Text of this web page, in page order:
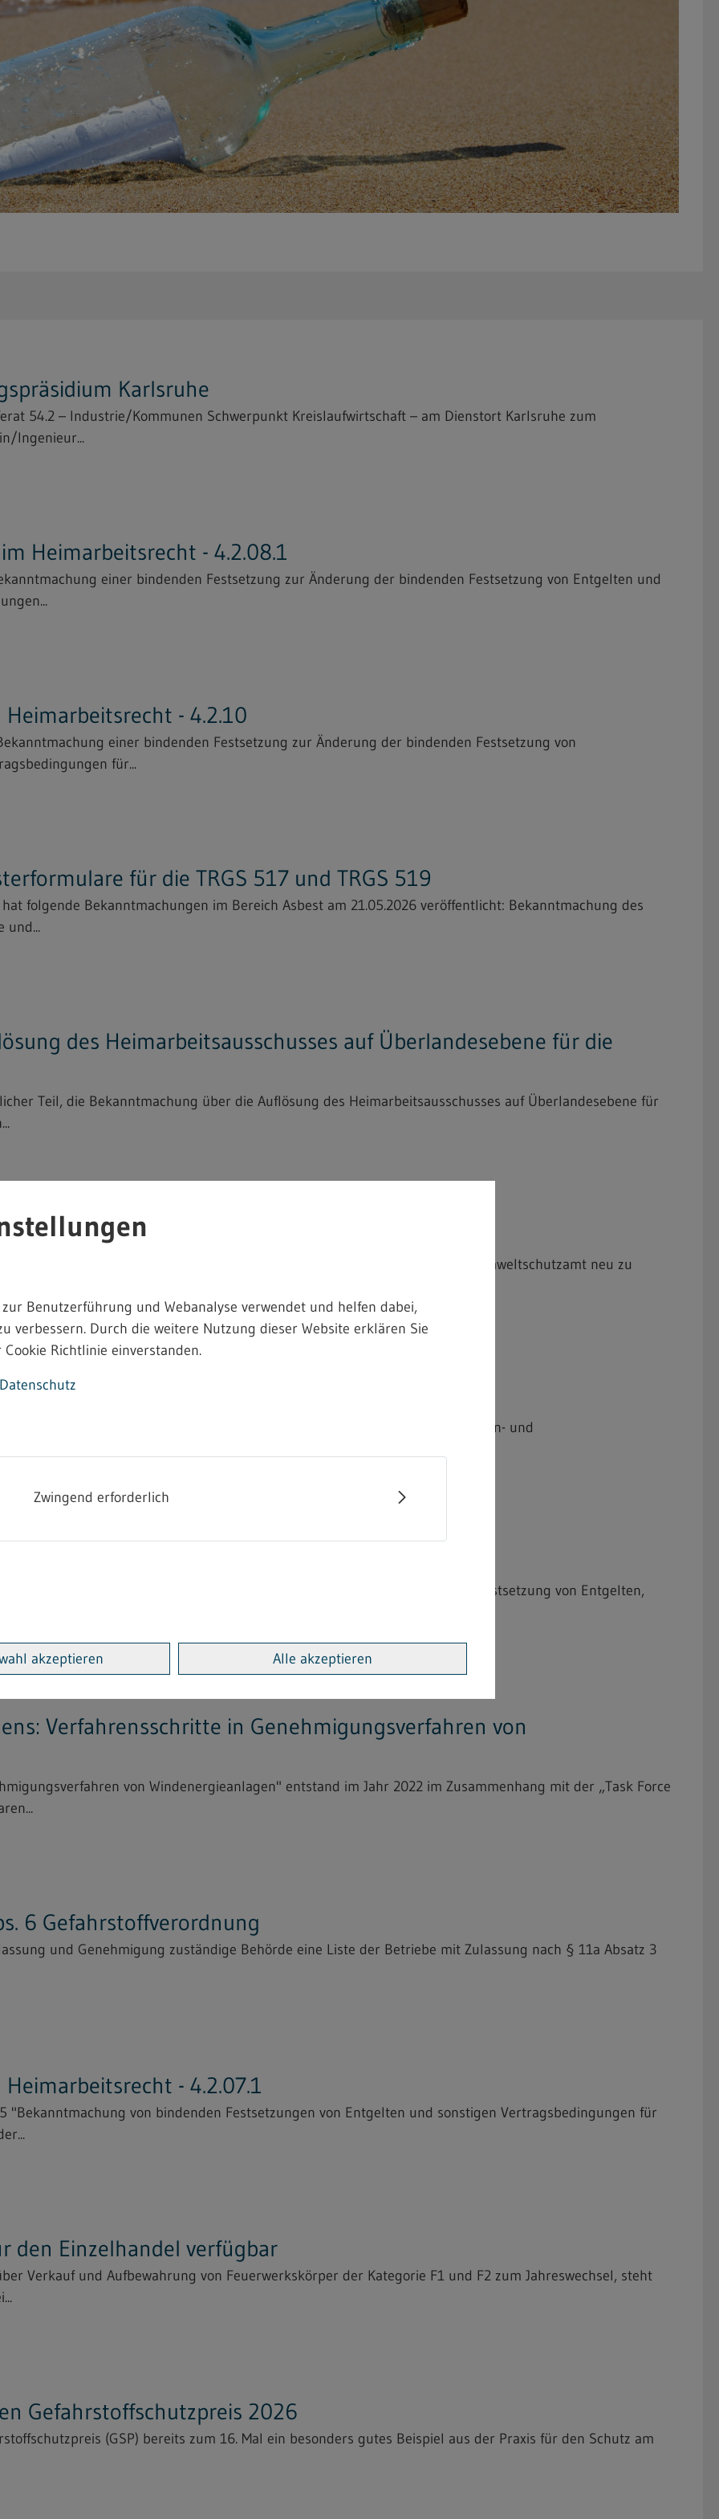
Karlsruhe
54.2 – Industrie/Kommunen Schwerpunkt Kreislaufwirtschaft – am Dienstort Karlsruhe zum
Ingenieur...
Heimarbeitsrecht - 4.2.08.1
einer bindenden Festsetzung zur Änderung der bindenden Festsetzung von Entgelten und
- 4.2.10
einer bindenden Festsetzung zur Änderung der bindenden Festsetzung von
für...
für die TRGS 517 und TRGS 519
folgende Bekanntmachungen im Bereich Asbest am 21.05.2026 veröffentlicht: Bekanntmachung des
und...
des Heimarbeitsausschusses auf Überlandesebene für die
Teil, die Bekanntmachung über die Auflösung des Heimarbeitsausschusses auf Überlandesebene für
Bodenseekreis
Vollzeitstelle Technischer Sachbearbeiter Gewerbeaufsicht (m/w/d) im Umweltschutzamt neu zu
...
- 4.2.12.9
einer bindenden Festsetzung von Entgelten für die Kunstblumen- und
von Trockenblumen...
- 4.2.09
einer bindenden Festsetzung zur Änderung der bindenden Festsetzung von Entgelten,
Verfahrensschritte in Genehmigungsverfahren von
von Windenergieanlagen" entstand im Jahr 2022 im Zusammenhang mit der „Task Force
6 Gefahrstoffverordnung
und Genehmigung zuständige Behörde eine Liste der Betriebe mit Zulassung nach § 11a Absatz 3
- 4.2.07.1
"Bekanntmachung von bindenden Festsetzungen von Entgelten und sonstigen Vertragsbedingungen für
den Einzelhandel verfügbar
Verkauf und Aufbewahrung von Feuerwerkskörper der Kategorie F1 und F2 zum Jahreswechsel, steht
Gefahrstoffschutzpreis 2026
(GSP) bereits zum 16. Mal ein besonders gutes Beispiel aus der Praxis für den Schutz am
zur Benutzerführung und Webanalyse verwendet und helfen dabei,
verbessern. Durch die weitere Nutzung dieser Website erklären Sie
Richtlinie einverstanden.
Datenschutz
Zwingend erforderlich
akzeptieren Alle akzeptieren